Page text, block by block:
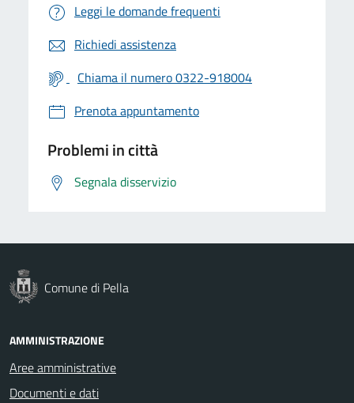
Leggi le domande frequenti
Richiedi assistenza
Chiama il numero 0322-918004
Prenota appuntamento
Problemi in città
Segnala disservizio
Comune di Pella
AMMINISTRAZIONE
Aree amministrative
Documenti e dati